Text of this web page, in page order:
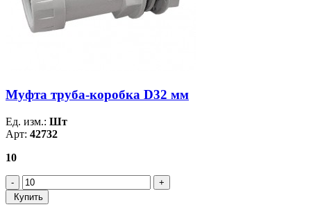
Муфта труба-коробка D32 мм
Ед. изм.: Шт
Арт: 42732
10
Купить